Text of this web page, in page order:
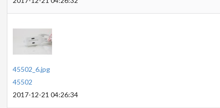
45502_6.jpg
45502
2017-12-21 04:26:34